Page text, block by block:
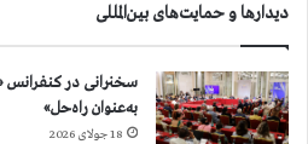
دیدارها و حمایت‌های بین‌المللی
سخنرانی در کنفرانس
به‌عنوان راه‌حل»
18 جولای 2026